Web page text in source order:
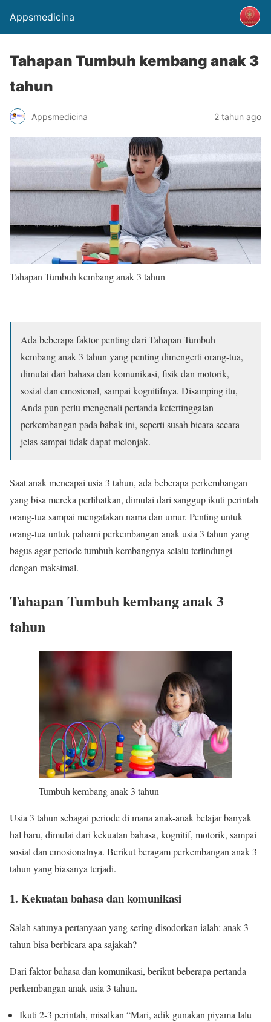
Appsmedicina
Tahapan Tumbuh kembang anak 3
tahun
Appsmedicina 2 tahun ago
Tahapan Tumbuh kembang anak 3 tahun
Ada beberapa faktor penting dari Tahapan Tumbuh
kembang anak 3 tahun yang penting dimengerti orang-tua,
dimulai dari bahasa dan komunikasi, fisik dan motorik,
sosial dan emosional, sampai kognitifnya. Disamping itu,
Anda pun perlu mengenali pertanda ketertinggalan
perkembangan pada babak ini, seperti susah bicara secara
jelas sampai tidak dapat melonjak.
Saat anak mencapai usia 3 tahun, ada beberapa perkembangan
yang bisa mereka perlihatkan, dimulai dari sanggup ikuti perintah
orang-tua sampai mengatakan nama dan umur. Penting untuk
orang-tua untuk pahami perkembangan anak usia 3 tahun yang
bagus agar periode tumbuh kembangnya selalu terlindungi
dengan maksimal.
Tahapan Tumbuh kembang anak 3
tahun
Tumbuh kembang anak 3 tahun
Usia 3 tahun sebagai periode di mana anak-anak belajar banyak
hal baru, dimulai dari kekuatan bahasa, kognitif, motorik, sampai
sosial dan emosionalnya. Berikut beragam perkembangan anak 3
tahun yang biasanya terjadi.
1. Kekuatan bahasa dan komunikasi
Salah satunya pertanyaan yang sering disodorkan ialah: anak 3
tahun bisa berbicara apa sajakah?
Dari faktor bahasa dan komunikasi, berikut beberapa pertanda
perkembangan anak usia 3 tahun.
Ikuti 2-3 perintah, misalkan “Mari, adik gunakan piyama lalu